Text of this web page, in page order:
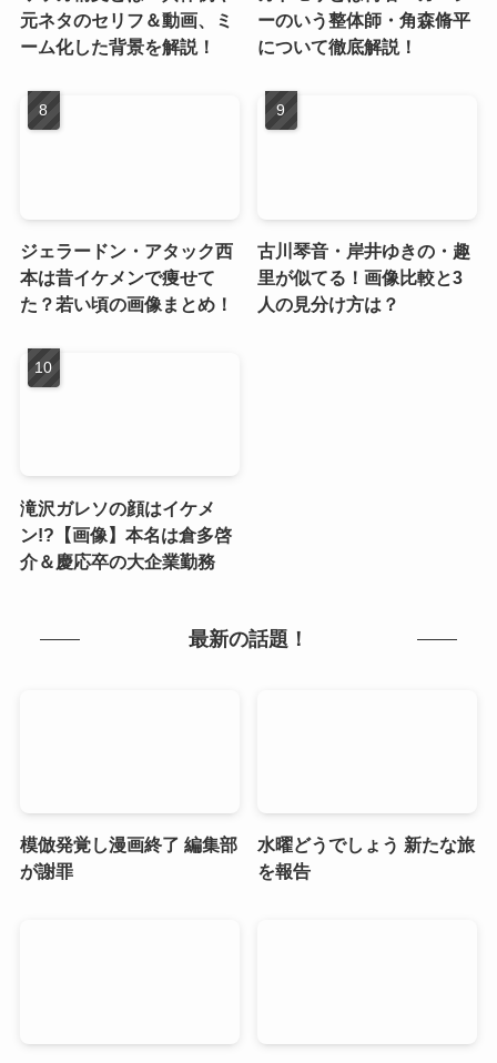
元ネタのセリフ＆動画、ミ
ーム化した背景を解説！
ーのいう整体師・角森脩平
について徹底解説！
ジェラードン・アタック西
本は昔イケメンで痩せて
た？若い頃の画像まとめ！
古川琴音・岸井ゆきの・趣
里が似てる！画像比較と3
人の見分け方は？
滝沢ガレソの顔はイケメ
ン!?【画像】本名は倉多啓
介＆慶応卒の大企業勤務
最新の話題！
模倣発覚し漫画終了 編集部
が謝罪
水曜どうでしょう 新たな旅
を報告